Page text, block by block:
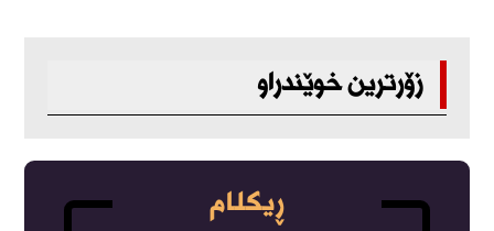
زۆرترین خوێندراو
ڕیکلام